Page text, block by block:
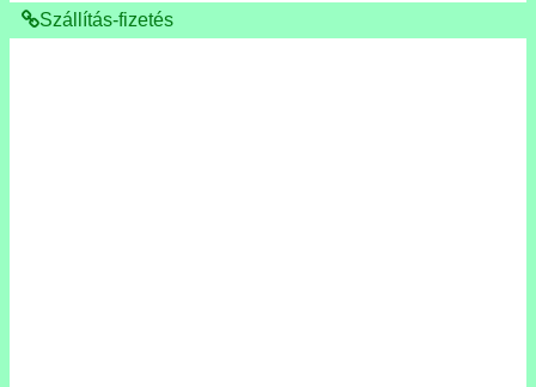
Szállítás-fizetés